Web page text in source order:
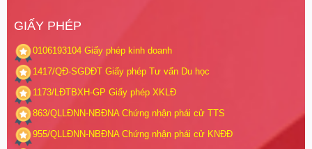
GIẤY PHÉP
0106193104 Giấy phép kinh doanh
1417/QĐ-SGDĐT Giấy phép Tư vấn Du học
1173/LĐTBXH-GP Giấy phép XKLĐ
863/QLLĐNN-NBĐNAChứng nhận phái cử TTS
955/QLLĐNN-NBĐNAChứng nhận phái cử KNĐĐ